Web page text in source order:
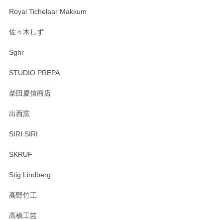
Royal Tichelaar Makkum
佐々木しず
Sghr
STUDIO PREPA
柴田慶信商店
出西窯
SIRI SIRI
SKRUF
Stig Lindberg
高野竹工
高橋工芸